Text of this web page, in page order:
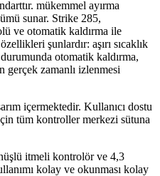
mükemmel ayırma
sunar. Strike 285,
ve otomatik kaldırma ile
şunlardır: aşırı sıcaklık
otomatik kaldırma,
gerçek zamanlı izlenmesi
içermektedir. Kullanıcı dostu
tüm kontroller merkezi sütuna
itmeli kontrolör ve 4,3
kolay ve okunması kolay